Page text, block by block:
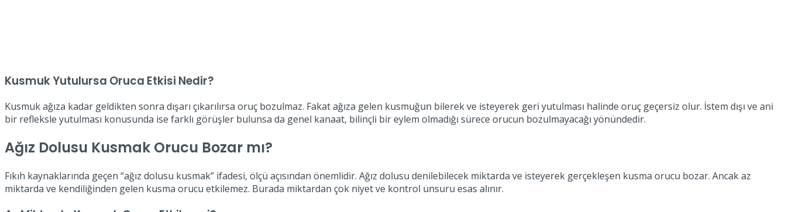
Kusmuk Yutulursa Oruca Etkisi Nedir?
Kusmuk ağıza kadar geldikten sonra dışarı çıkarılırsa oruç bozulmaz. Fakat ağıza gelen kusmuğun bilerek ve isteyerek geri yutulması halinde oruç geçersiz olur. İstem dışı ve ani
bir refleksle yutulması konusunda ise farklı görüşler bulunsa da genel kanaat, bilinçli bir eylem olmadığı sürece orucun bozulmayacağı yönündedir.
Ağız Dolusu Kusmak Orucu Bozar mı?
Fıkıh kaynaklarında geçen “ağız dolusu kusmak” ifadesi, ölçü açısından önemlidir. Ağız dolusu denilebilecek miktarda ve isteyerek gerçekleşen kusma orucu bozar. Ancak az
miktarda ve kendiliğinden gelen kusma orucu etkilemez. Burada miktardan çok niyet ve kontrol unsuru esas alınır.